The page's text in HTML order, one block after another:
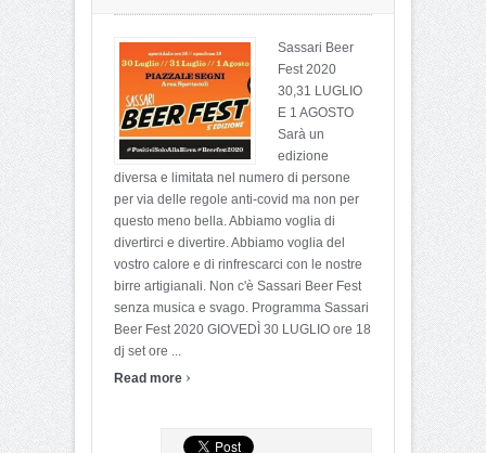
Sassari Beer
Fest 2020
30,31 LUGLIO
E 1 AGOSTO
Sarà un
edizione
diversa e limitata nel numero di persone
per via delle regole anti-covid ma non per
questo meno bella. Abbiamo voglia di
divertirci e divertire. Abbiamo voglia del
vostro calore e di rinfrescarci con le nostre
birre artigianali. Non c'è Sassari Beer Fest
senza musica e svago. Programma Sassari
Beer Fest 2020 GIOVEDÌ 30 LUGLIO ore 18
dj set ore ...
Read more ›